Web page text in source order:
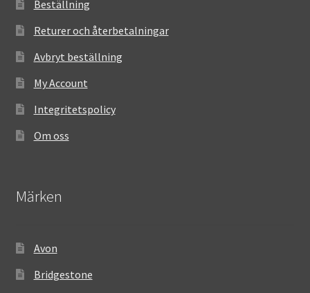
Beställning
Returer och återbetalningar
Avbryt beställning
My Account
Integritetspolicy
Om oss
Märken
Avon
Bridgestone